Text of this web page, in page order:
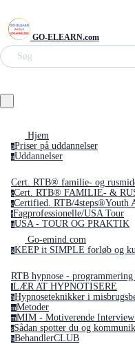
GO-ELEARN.com
Søg
Hjem
pPriser på uddannelser
uUddannelser
Cert. RTB® familie- og
cCert. RTB® FAMILIE- &
cCertified. RTB/4steps®Youth
fFagprofessionelle/USA Tour
uUSA - TOUR OG PRAKTIK
Go-emind.com
kKEEP it SIMPLE forløb og
RTB hypnose -
lLÆR AT HYPNOTISERE
hHypnoseteknikker i
mMetoder
mMIM - Motiverende Interview
sSådan spotter du og
bBehandlerCLUB